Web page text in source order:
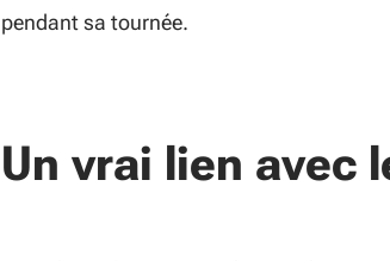
pendant sa tournée.
Un vrai lien avec